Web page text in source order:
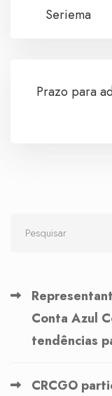
Seriema
Prazo para
Conta Azul
tendências
CRCGO